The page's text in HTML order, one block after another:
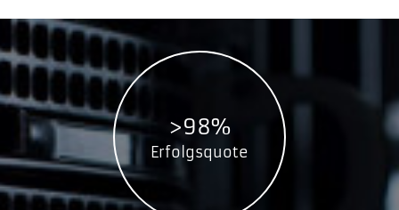
>98%
Erfolgsquote